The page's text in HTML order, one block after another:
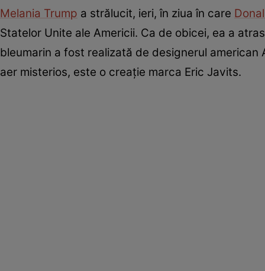
Melania Trump a strălucit, ieri, în ziua în care
Statelor Unite ale Americii. Ca de obicei, ea a
bleumarin a fost realizată de designerul
aer misterios, este o creație marca Eric Javits.